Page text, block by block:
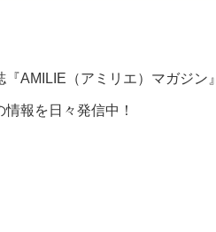
AMILIE（アミリエ）マガジン』
報を日々発信中！